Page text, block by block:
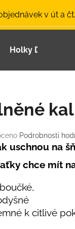
v út a čt.
Holky Dupeťačky
Podrobnosti
uschnou na
chce mít
k citlivé
BAMBUSOVÉ